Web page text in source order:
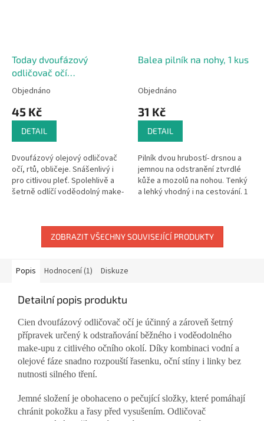
Today dvoufázový
odličovač očí
voděodolného make-upu
100 ml
Objednáno
45 Kč
DETAIL
Dvoufázový olejový odličovač
očí, rtů, obličeje. Snášenlivý i
pro citlivou pleť. Spolehlivě a
šetrně odlíčí voděodolný make-
Balea pilník na nohy, 1 kus
Objednáno
31 Kč
DETAIL
Pilník dvou hrubostí- drsnou a
jemnou na odstranění ztvrdlé
kůže a mozolů na nohou. Tenký
a lehký vhodný i na cestování. 1
ZOBRAZIT VŠECHNY SOUVISEJÍCÍ PRODUKTY
Popis Hodnocení (1) Diskuze
Detailní popis produktu
Cien dvoufázový odličovač očí je účinný a zároveň šetrný
přípravek určený k odstraňování běžného i voděodolného
make-upu z citlivého očního okolí. Díky kombinaci vodní a
olejové fáze snadno rozpouští řasenku, oční stíny i linky bez
nutnosti silného tření.
Jemné složení je obohaceno o pečující složky, které pomáhají
chránit pokožku a řasy před vysušením. Odličovač